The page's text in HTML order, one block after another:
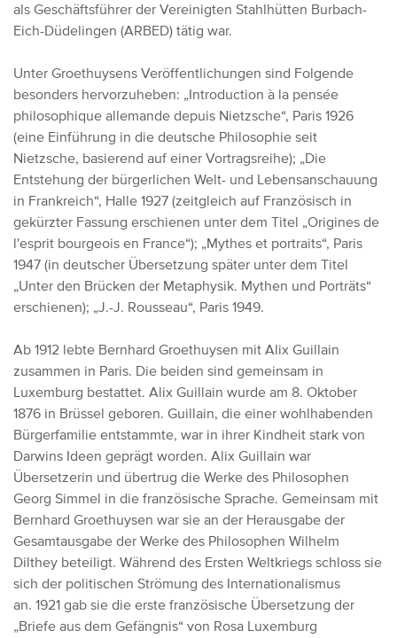
als Geschäftsführer der Vereinigten Stahlhütten Burbach-
Eich-Düdelingen (ARBED) tätig war.
Unter Groethuysens Veröffentlichungen sind Folgende
besonders hervorzuheben: „Introduction à la pensée
philosophique allemande depuis Nietzsche“, Paris 1926
(eine Einführung in die deutsche Philosophie seit
Nietzsche, basierend auf einer Vortragsreihe); „Die
Entstehung der bürgerlichen Welt- und Lebensanschauung
in Frankreich“, Halle 1927 (zeitgleich auf Französisch in
gekürzter Fassung erschienen unter dem Titel „Origines de
l'esprit bourgeois en France“); „Mythes et portraits“, Paris
1947 (in deutscher Übersetzung später unter dem Titel
„Unter den Brücken der Metaphysik. Mythen und Porträts“
erschienen); „J.-J. Rousseau“, Paris 1949.
Ab 1912 lebte Bernhard Groethuysen mit Alix Guillain
zusammen in Paris. Die beiden sind gemeinsam in
Luxemburg bestattet. Alix Guillain wurde am 8. Oktober
1876 in Brüssel geboren. Guillain, die einer wohlhabenden
Bürgerfamilie entstammte, war in ihrer Kindheit stark von
Darwins Ideen geprägt worden. Alix Guillain war
Übersetzerin und übertrug die Werke des Philosophen
Georg Simmel in die französische Sprache. Gemeinsam mit
Bernhard Groethuysen war sie an der Herausgabe der
Gesamtausgabe der Werke des Philosophen Wilhelm
Dilthey beteiligt. Während des Ersten Weltkriegs schloss sie
sich der politischen Strömung des Internationalismus
an. 1921 gab sie die erste französische Übersetzung der
„Briefe aus dem Gefängnis“ von Rosa Luxemburg